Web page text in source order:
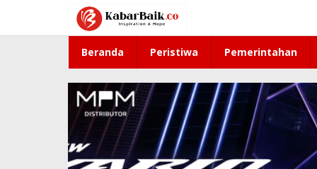
konten
Beranda Peristiwa Pemerintahan